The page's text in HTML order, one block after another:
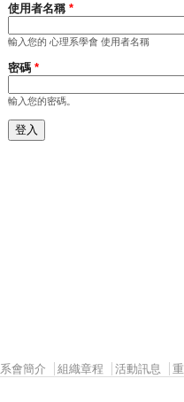
使用者名稱 *
輸入您的 心理系學會 使用者名稱
密碼 *
輸入您的密碼。
系會簡介 組織章程 活動訊息